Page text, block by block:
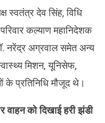
स्वतंत्र देव सिंह, विधि
कल्याण महानिदेशक
नरेंद्र अग्रवाल समेत अन्य
मिशन, यूनिसेफ,
के प्रतिनिधि मौजूद थे।
वाहन को दिखाई हरी झंडी